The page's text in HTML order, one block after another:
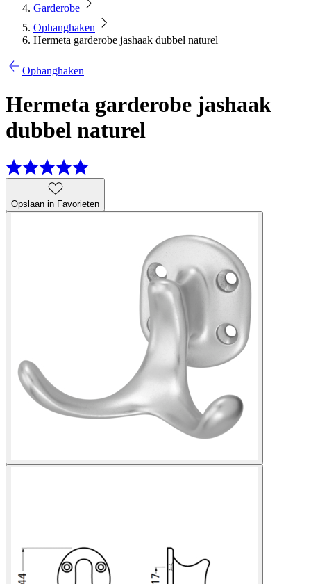
Garderobe
Ophanghaken
Hermeta garderobe jashaak dubbel naturel
Ophanghaken
Hermeta garderobe jashaak
dubbel naturel
Opslaan in Favorieten